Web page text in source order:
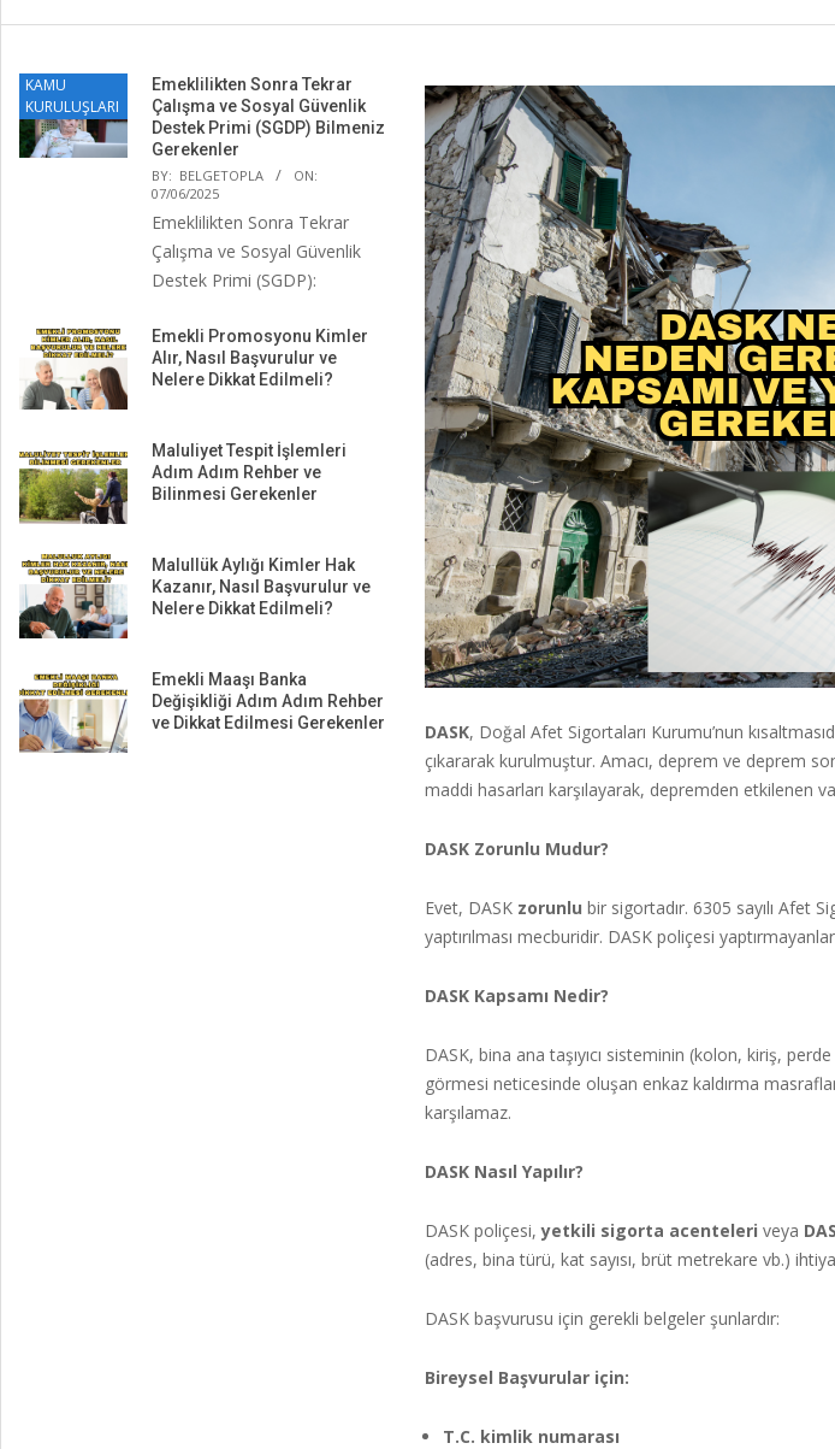
DASK, Doğal Afet Sigortaları Kurumu’nun
çıkararak kurulmuştur. Amacı, deprem ve deprem
maddi hasarları karşılayarak, depremden etkilenen
DASK Zorunlu Mudur?
Evet, DASK zorunlu bir sigortadır. 6305 sayılı Afet
yaptırılması mecburidir. DASK poliçesi
DASK Kapsamı Nedir?
DASK, bina ana taşıyıcı sisteminin (kolon, kiriş,
görmesi neticesinde oluşan enkaz kaldırma
karşılamaz.
DASK Nasıl Yapılır?
DASK poliçesi,yetkili sigorta acenteleri veya
(adres, bina türü, kat sayısı, brüt metrekare vb.)
DASK başvurusu için gerekli belgeler şunlardır:
Bireysel Başvurular için:
T.C. kimlik numarası
KAMU
KURULUŞLARI
Emeklilikten Sonra Tekrar
Çalışma ve Sosyal Güvenlik
Destek Primi (SGDP) Bilmeniz
Gerekenler
BY: BELGETOPLA
ON:
07/06/2025
Emeklilikten Sonra Tekrar
Çalışma ve Sosyal Güvenlik
Destek Primi (SGDP):
Emekli Promosyonu Kimler
Alır, Nasıl Başvurulur ve
Nelere Dikkat Edilmeli?
Maluliyet Tespit İşlemleri
Adım Adım Rehber ve
Bilinmesi Gerekenler
Malullük Aylığı Kimler Hak
Kazanır, Nasıl Başvurulur ve
Nelere Dikkat Edilmeli?
Emekli Maaşı Banka
Değişikliği Adım Adım Rehber
ve Dikkat Edilmesi Gerekenler